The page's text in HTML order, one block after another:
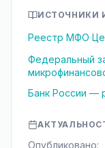
ИСТОЧНИКИ
Реестр МФО
Федеральный
Банк России —
Опубликовано: